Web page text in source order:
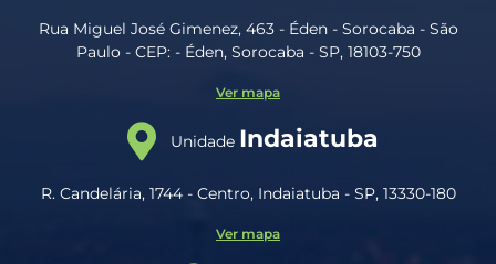
Rua Miguel José Gimenez, 463 - Éden - Sorocaba - São
Paulo - CEP: - Éden, Sorocaba - SP, 18103-750
Ver mapa
Unidade Indaiatuba
R. Candelária, 1744 - Centro, Indaiatuba - SP, 13330-180
Ver mapa